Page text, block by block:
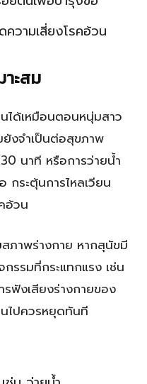
วามเสี่ยงโรคอ้วน
ะสม
ได้เหมือนตอนหนุ่มสาว
ยังจำเป็นต่อสุขภาพ
นาที หรือการว่ายน้ำ
กระตุ้นการไหลเวียน
อ้วน
ภาพร่างกาย หากสุนัขมี
รรมที่กระแทกแรง เช่น
รฟังเสียงร่างกายของ
ไปควรหยุดทันที